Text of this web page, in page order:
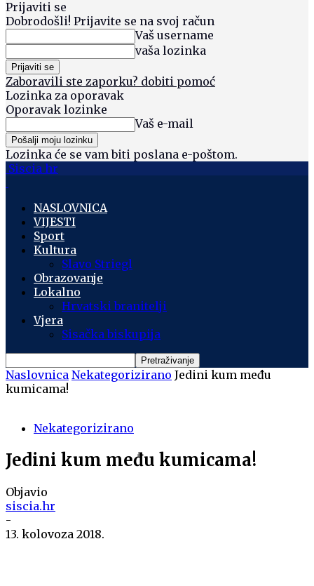
Prijaviti se
Dobrodošli! Prijavite se na svoj račun
Vaš username
vaša lozinka
Zaboravili ste zaporku? dobiti pomoć
Lozinka za oporavak
Oporavak lozinke
Vaš e-mail
Lozinka će se vam biti poslana e-poštom.
Siscia hr
NASLOVNICA
VIJESTI
Sport
Kultura
Slavo Striegl
Obrazovanje
Lokalno
Hrvatski branitelji
Vjera
Sisačka biskupija
Naslovnica Nekategorizirano Jedini kum među
kumicama!
Nekategorizirano
Jedini kum među kumicama!
Objavio
siscia.hr
-
13. kolovoza 2018.